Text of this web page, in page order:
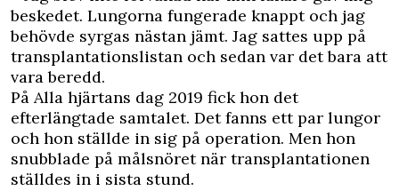
beskedet. Lungorna fungerade knappt och jag
behövde syrgas nästan jämt. Jag sattes upp på
transplantationslistan och sedan var det bara att
vara beredd.
På Alla hjärtans dag 2019 fick hon det
efterlängtade samtalet. Det fanns ett par lungor
och hon ställde in sig på operation. Men hon
snubblade på målsnöret när transplantationen
ställdes in i sista stund.